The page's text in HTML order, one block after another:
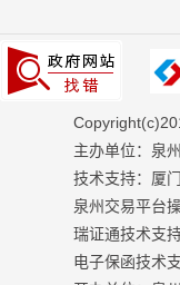
主办单位：泉
技术支持：厦
泉州交易平台
瑞证通技术支
电子保函技术